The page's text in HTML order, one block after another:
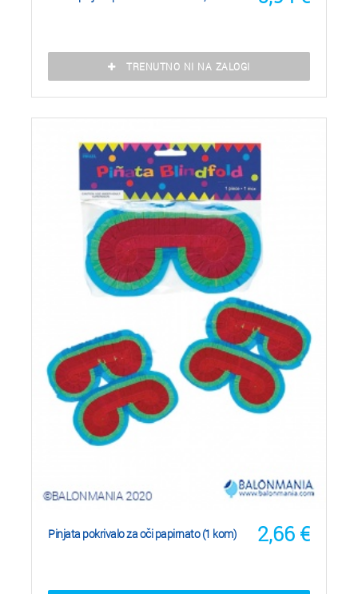
TRENUTNO NI NA ZALOGI
2,66 €
Pinjata pokrivalo za oči papirnato (1 kom)